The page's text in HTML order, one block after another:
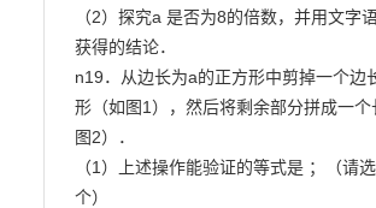
（2）探究a 是否为8的倍数，并用文字
获得的结论．
n19．从边长为a的正方形中剪掉一个边
形（如图1），然后将剩余部分拼成一个
图2）．
（1）上述操作能验证的等式是 ；（请
个）